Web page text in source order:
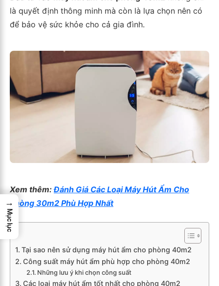
là quyết định thông minh mà còn là lựa chọn nên có
để bảo vệ sức khỏe cho cả gia đình.
Xem thêm:Đánh Giá Các Loại Máy Hút Ẩm Cho
Phòng 30m2 Phù Hợp Nhất
Tại sao nên sử dụng máy hút ẩm cho phòng 40m2
Công suất máy hút ẩm phù hợp cho phòng 40m2
Những lưu ý khi chọn công suất
Các loại máy hút ẩm tốt nhất cho phòng 40m2
→
Mục lục